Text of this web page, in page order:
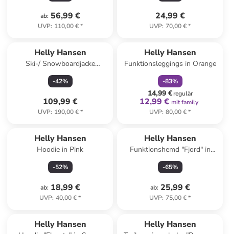
ab: 56,99 €
UVP: 110,00 €*
24,99 €
UVP: 70,00 €*
Helly Hansen
Ski-/ Snowboardjacke
"Stellar" in Flieder
-42%
109,99 €
UVP: 190,00 €*
Helly Hansen
Funktionsleggings in Orange
-83%
14,99 €regulär
12,99 € mit family
UVP: 80,00 €*
Helly Hansen
Hoodie in Pink
-52%
ab: 18,99 €
UVP: 40,00 €*
Helly Hansen
Funktionshemd "Fjord" in
Schwarz/ Weiß
-65%
ab: 25,99 €
UVP: 75,00 €*
Helly Hansen Helly Hansen